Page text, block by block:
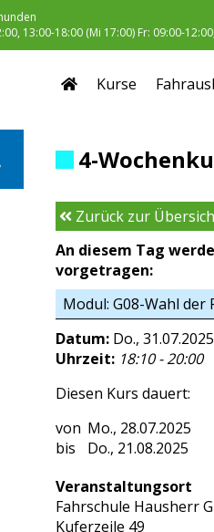
13:00-18:00 (Mi 17:00) Fr: 09:00-
Kurse
4-
Zurück zur
An diesem Tag
vorgetragen:
Modul: G08-Wahl
Datum: Do., 31.07.2025
Uhrzeit: 18:10 - 20:00
Diesen Kurs dauert:
Mo., 28.07.2025
Do., 21.08.2025
Veranstaltungsort
Fahrschule Hausherr
Kuferzeile 49